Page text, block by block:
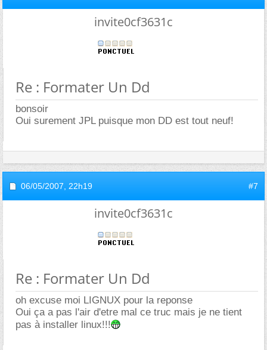
invite0cf3631c
Re : Formater Un Dd
bonsoir
Oui surement JPL puisque mon DD est tout neuf!
06/05/2007, 22h19 #7
invite0cf3631c
Re : Formater Un Dd
oh excuse moi LIGNUX pour la reponse
Oui ça a pas l'air d'etre mal ce truc mais je ne tient
pas à installer linux!!!